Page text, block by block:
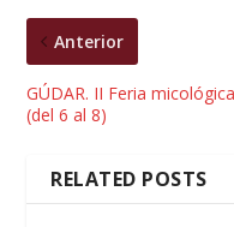
Anterior
GÚDAR. II Feria micológica
(del 6 al 8)
RELATED POSTS